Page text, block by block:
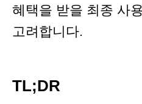
혜택을 받을 최종 사
고려합니다.
TL;DR